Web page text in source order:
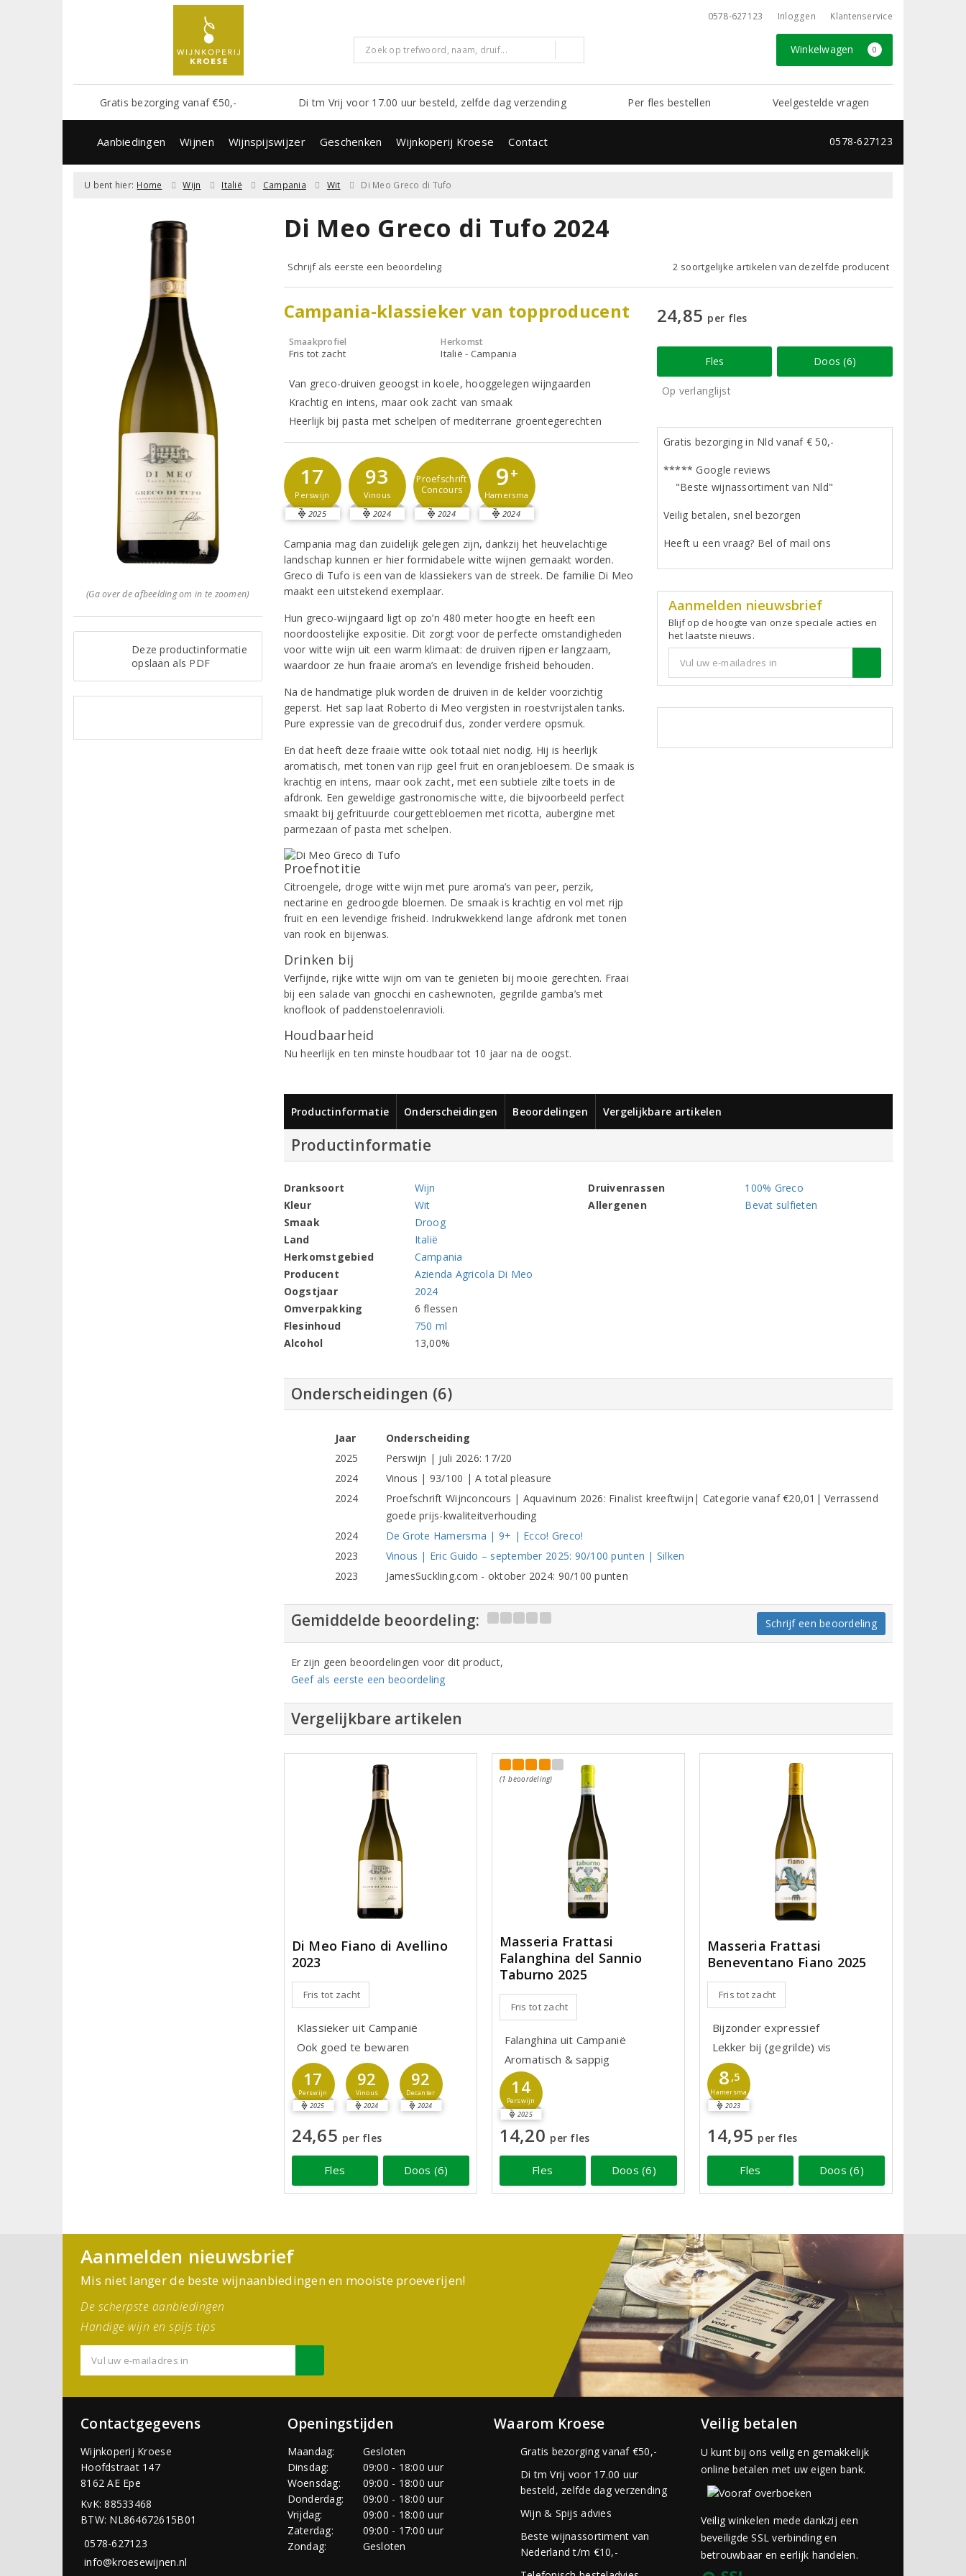
0578-627123 Inloggen Klantenservice
Winkelwagen 0
Gratis bezorging vanaf €50,- Di tm Vrij voor 17.00 uur besteld, zelfde dag verzending Per fles bestellen Veelgestelde vragen
Aanbiedingen Wijnen Wijnspijswijzer Geschenken Wijnkoperij Kroese Contact 0578-627123
U bent hier: Home Wijn Italië Campania Wit Di Meo Greco di Tufo
(Ga over de afbeelding om in te zoomen)
Deze productinformatie
opslaan als PDF
Di Meo Greco di Tufo 2024
Schrijf als eerste een beoordeling 2 soortgelijke artikelen van dezelfde producent
Campania-klassieker van topproducent
Smaakprofiel
Fris tot zacht
Herkomst
Italië - Campania
Van greco-druiven geoogst in koele, hooggelegen wijngaarden
Krachtig en intens, maar ook zacht van smaak
Heerlijk bij pasta met schelpen of mediterrane groentegerechten
17
Perswijn
2025
93
Vinous
2024
Proefschrift
Concours
2024
9+
Hamersma
2024
Campania mag dan zuidelijk gelegen zijn, dankzij het heuvelachtige
landschap kunnen er hier formidabele witte wijnen gemaakt worden.
Greco di Tufo is een van de klassiekers van de streek. De familie Di Meo
maakt een uitstekend exemplaar.
Hun greco-wijngaard ligt op zo’n 480 meter hoogte en heeft een
noordoostelijke expositie. Dit zorgt voor de perfecte omstandigheden
voor witte wijn uit een warm klimaat: de druiven rijpen er langzaam,
waardoor ze hun fraaie aroma’s en levendige frisheid behouden.
Na de handmatige pluk worden de druiven in de kelder voorzichtig
geperst. Het sap laat Roberto di Meo vergisten in roestvrijstalen tanks.
Pure expressie van de grecodruif dus, zonder verdere opsmuk.
En dat heeft deze fraaie witte ook totaal niet nodig. Hij is heerlijk
aromatisch, met tonen van rijp geel fruit en oranjebloesem. De smaak is
krachtig en intens, maar ook zacht, met een subtiele zilte toets in de
afdronk. Een geweldige gastronomische witte, die bijvoorbeeld perfect
smaakt bij gefrituurde courgettebloemen met ricotta, aubergine met
parmezaan of pasta met schelpen.
Proefnotitie
Citroengele, droge witte wijn met pure aroma’s van peer, perzik,
nectarine en gedroogde bloemen. De smaak is krachtig en vol met rijp
fruit en een levendige frisheid. Indrukwekkend lange afdronk met tonen
van rook en bijenwas.
Drinken bij
Verfijnde, rijke witte wijn om van te genieten bij mooie gerechten. Fraai
bij een salade van gnocchi en cashewnoten, gegrilde gamba’s met
knoflook of paddenstoelenravioli.
Houdbaarheid
Nu heerlijk en ten minste houdbaar tot 10 jaar na de oogst.
24,85 per fles
Fles Doos (6)
Op verlanglijst
Gratis bezorging in Nld vanaf € 50,-
***** Google reviews
"Beste wijnassortiment van Nld"
Veilig betalen, snel bezorgen
Heeft u een vraag? Bel of mail ons
Aanmelden nieuwsbrief
Blijf op de hoogte van onze speciale acties en
het laatste nieuws.
Productinformatie Onderscheidingen Beoordelingen Vergelijkbare artikelen
Productinformatie
Dranksoort
Wijn
Kleur
Wit
Smaak
Droog
Land
Italië
Herkomstgebied
Campania
Producent
Azienda Agricola Di Meo
Oogstjaar
2024
Omverpakking
6 flessen
Flesinhoud
750 ml
Alcohol
13,00%
Druivenrassen
100% Greco
Allergenen
Bevat sulfieten
Onderscheidingen (6)
Jaar
Onderscheiding
2025
Perswijn | juli 2026: 17/20
2024
Vinous | 93/100 | A total pleasure
2024
Proefschrift Wijnconcours | Aquavinum 2026: Finalist kreeftwijn| Categorie vanaf €20,01| Verrassend
goede prijs-kwaliteitverhouding
2024
De Grote Hamersma | 9+ | Ecco! Greco!
2023
Vinous | Eric Guido – september 2025: 90/100 punten | Silken
2023
JamesSuckling.com - oktober 2024: 90/100 punten
Gemiddelde beoordeling: Schrijf een beoordeling
Er zijn geen beoordelingen voor dit product,
Geef als eerste een beoordeling
Vergelijkbare artikelen
Di Meo Fiano di Avellino
2023
Fris tot zacht
Klassieker uit Campanië
Ook goed te bewaren
17
Perswijn
2025
92
Vinous
2024
92
Decanter
2024
24,65 per fles
Fles Doos (6)
(1 beoordeling)
Masseria Frattasi
Falanghina del Sannio
Taburno 2025
Fris tot zacht
Falanghina uit Campanië
Aromatisch & sappig
14
Perswijn
2025
14,20 per fles
Fles Doos (6)
Masseria Frattasi
Beneventano Fiano 2025
Fris tot zacht
Bijzonder expressief
Lekker bij (gegrilde) vis
8 ,5
Hamersma
2023
14,95 per fles
Fles Doos (6)
Aanmelden nieuwsbrief
Mis niet langer de beste wijnaanbiedingen en mooiste proeverijen!
De scherpste aanbiedingen
Handige wijn en spijs tips
Contactgegevens
Wijnkoperij Kroese
Hoofdstraat 147
8162 AE Epe
KvK: 88533468
BTW: NL864672615B01
0578-627123
info@kroesewijnen.nl
Openingstijden
Maandag:
Gesloten
Dinsdag:
09:00 - 18:00 uur
Woensdag:
09:00 - 18:00 uur
Donderdag:
09:00 - 18:00 uur
Vrijdag:
09:00 - 18:00 uur
Zaterdag:
09:00 - 17:00 uur
Zondag:
Gesloten
Waarom Kroese
Gratis bezorging vanaf €50,-
Di tm Vrij voor 17.00 uur
besteld, zelfde dag verzending
Wijn & Spijs advies
Beste wijnassortiment van
Nederland t/m €10,-
Veilig betalen
U kunt bij ons veilig en gemakkelijk
online betalen met uw eigen bank.
Veilig winkelen mede dankzij een
beveiligde SSL verbinding en
betrouwbaar en eerlijk handelen.